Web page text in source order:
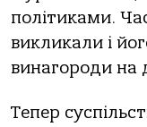
політиками.
викликали і
винагороди на
Тепер